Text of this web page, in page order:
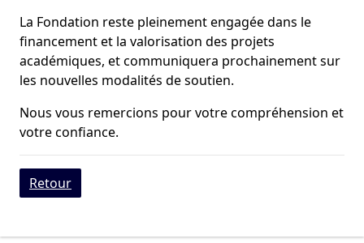
La Fondation reste pleinement engagée dans le
financement et la valorisation des projets
académiques, et communiquera prochainement sur
les nouvelles modalités de soutien.
Nous vous remercions pour votre compréhension et
votre confiance.
Retour